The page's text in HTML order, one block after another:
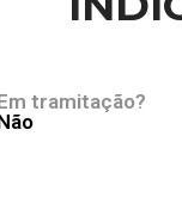
tramitação?